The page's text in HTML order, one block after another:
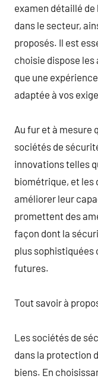
examen détaillé
dans le secteur,
proposés. Il est
choisie dispose
que une
adaptée à vos
Au fur et à mesure
sociétés de
innovations telles
biométrique, et les
améliorer leur
promettent des
façon dont la
plus
futures.
Tout savoir à
Les sociétés de
dans la protection
biens. En